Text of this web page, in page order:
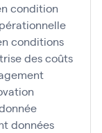
condition
conditions
des coûts
données